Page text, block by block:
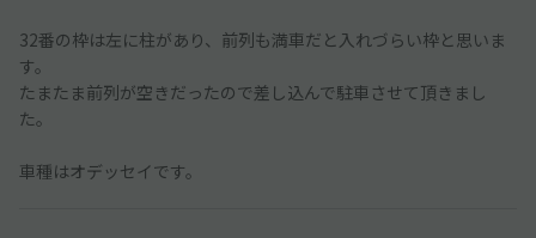
32番の枠は左に柱があり、前列も満車だと入れづらい枠と思いま
す。
たまたま前列が空きだったので差し込んで駐車させて頂きまし
た。
車種はオデッセイです。